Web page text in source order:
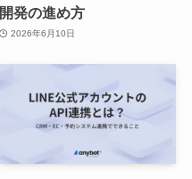
開発の進め方
2026年6月10日